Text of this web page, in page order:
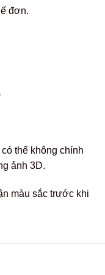
đơn.
thể không chính
ảnh 3D.
màu sắc trước khi